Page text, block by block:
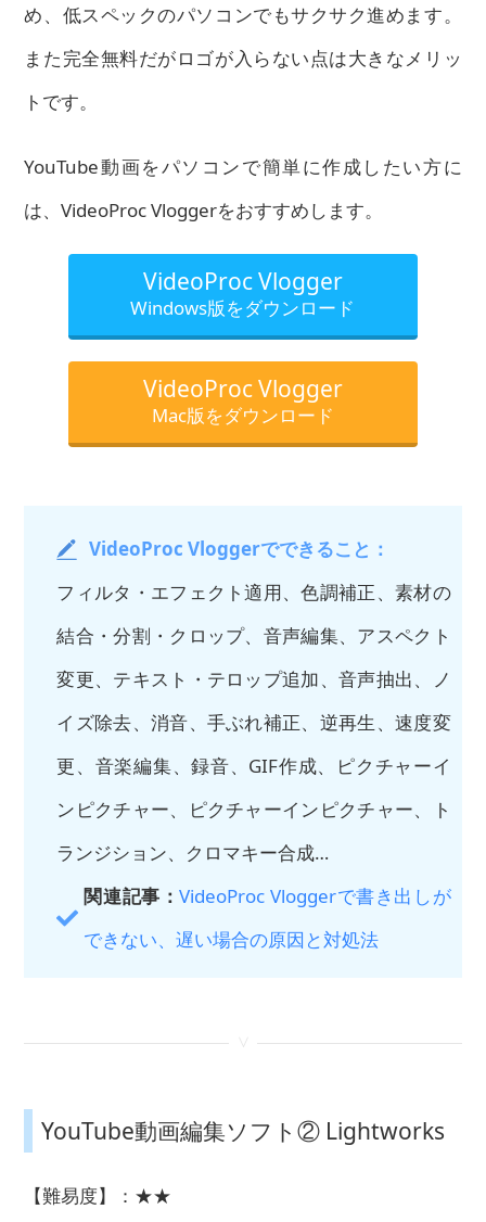
め、低スペックのパソコンでもサクサク進めます。
また完全無料だがロゴが入らない点は大きなメリッ
トです。
YouTube動画をパソコンで簡単に作成したい方に
は、VideoProc Vloggerをおすすめします。
VideoProc Vlogger
Windows版をダウンロード
VideoProc Vlogger
Mac版をダウンロード
VideoProc Vloggerでできること：
フィルタ・エフェクト適用、色調補正、素材の
結合・分割・クロップ、音声編集、アスペクト
変更、テキスト・テロップ追加、音声抽出、ノ
イズ除去、消音、手ぶれ補正、逆再生、速度変
更、音楽編集、録音、GIF作成、ピクチャーイ
ンピクチャー、ピクチャーインピクチャー、ト
ランジション、クロマキー合成…
関連記事：VideoProc Vloggerで書き出しが
できない、遅い場合の原因と対処法
YouTube動画編集ソフト② Lightworks
【難易度】：★★